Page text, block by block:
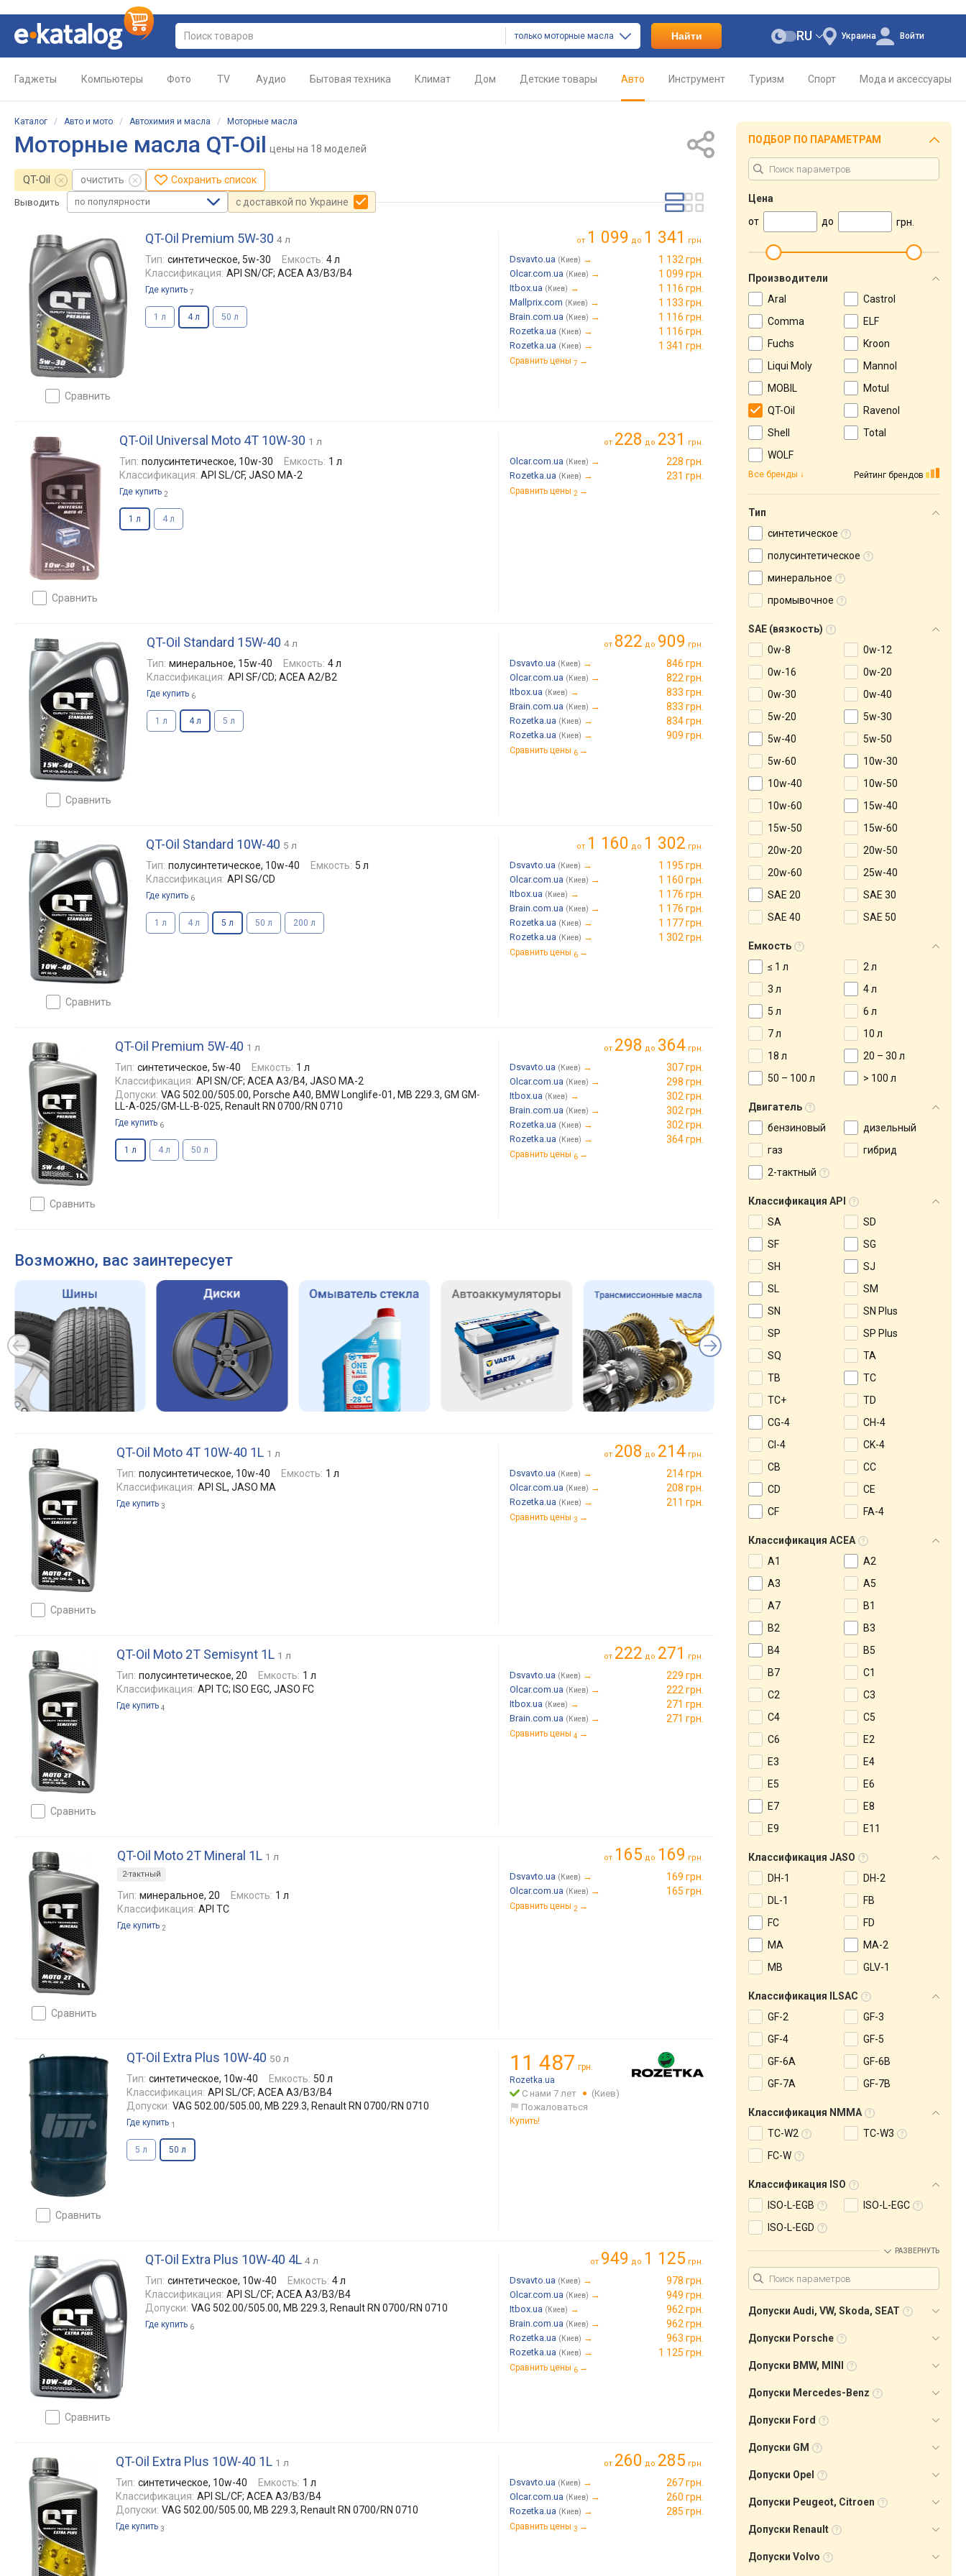
только моторные масла Найти Украина
RU Войти
Гаджеты Компьютеры Фото TV Аудио Бытовая техника Климат Дом Детские товары Авто Инструмент Туризм Спорт Мода и аксессуары
Каталог / Авто и мото / Автохимия и масла / Моторные масла
Моторные масла QT-Oil цены на 18 моделей
QT-Oil очистить Сохранить список
Выводить по популярности с доставкой по Украине
сравнить
QT-Oil Premium 5W-30 4 л
Тип: синтетическое, 5w-30 Емкость: 4 л
Классификация: API SN/CF; ACEA A3/B3/B4
Где купить 7
1 л 4 л 50 л
от 1 099 до 1 341 грн.
Dsvavto.ua (Киев) → 1 132 грн.
Olcar.com.ua (Киев) → 1 099 грн.
Itbox.ua (Киев) → 1 116 грн.
Mallprix.com (Киев) → 1 133 грн.
Brain.com.ua (Киев) → 1 116 грн.
Rozetka.ua (Киев) → 1 116 грн.
Rozetka.ua (Киев) → 1 341 грн.
Сравнить цены 7 →
сравнить
QT-Oil Universal Moto 4T 10W-30 1 л
Тип: полусинтетическое, 10w-30 Емкость: 1 л
Классификация: API SL/CF, JASO MA-2
Где купить 2
1 л 4 л
от 228 до 231 грн.
Olcar.com.ua (Киев) → 228 грн.
Rozetka.ua (Киев) → 231 грн.
Сравнить цены 2 →
сравнить
QT-Oil Standard 15W-40 4 л
Тип: минеральное, 15w-40 Емкость: 4 л
Классификация: API SF/CD; ACEA A2/B2
Где купить 6
1 л 4 л 5 л
от 822 до 909 грн.
Dsvavto.ua (Киев) → 846 грн.
Olcar.com.ua (Киев) → 822 грн.
Itbox.ua (Киев) → 833 грн.
Brain.com.ua (Киев) → 833 грн.
Rozetka.ua (Киев) → 834 грн.
Rozetka.ua (Киев) → 909 грн.
Сравнить цены 6 →
сравнить
QT-Oil Standard 10W-40 5 л
Тип: полусинтетическое, 10w-40 Емкость: 5 л
Классификация: API SG/CD
Где купить 6
1 л 4 л 5 л 50 л 200 л
от 1 160 до 1 302 грн.
Dsvavto.ua (Киев) → 1 195 грн.
Olcar.com.ua (Киев) → 1 160 грн.
Itbox.ua (Киев) → 1 176 грн.
Brain.com.ua (Киев) → 1 176 грн.
Rozetka.ua (Киев) → 1 177 грн.
Rozetka.ua (Киев) → 1 302 грн.
Сравнить цены 6 →
сравнить
QT-Oil Premium 5W-40 1 л
Тип: синтетическое, 5w-40 Емкость: 1 л
Классификация: API SN/CF; ACEA A3/B4, JASO MA-2
Допуски: VAG 502.00/505.00, Porsche A40, BMW Longlife-01, MB 229.3, GM GM-
LL-A-025/GM-LL-B-025, Renault RN 0700/RN 0710
Где купить 6
1 л 4 л 50 л
от 298 до 364 грн.
Dsvavto.ua (Киев) → 307 грн.
Olcar.com.ua (Киев) → 298 грн.
Itbox.ua (Киев) → 302 грн.
Brain.com.ua (Киев) → 302 грн.
Rozetka.ua (Киев) → 302 грн.
Rozetka.ua (Киев) → 364 грн.
Сравнить цены 6 →
Возможно, вас заинтересует
сравнить
QT-Oil Moto 4T 10W-40 1L 1 л
Тип: полусинтетическое, 10w-40 Емкость: 1 л
Классификация: API SL, JASO MA
Где купить 3
от 208 до 214 грн.
Dsvavto.ua (Киев) → 214 грн.
Olcar.com.ua (Киев) → 208 грн.
Rozetka.ua (Киев) → 211 грн.
Сравнить цены 3 →
сравнить
QT-Oil Moto 2T Semisynt 1L 1 л
Тип: полусинтетическое, 20 Емкость: 1 л
Классификация: API TC; ISO EGC, JASO FC
Где купить 4
от 222 до 271 грн.
Dsvavto.ua (Киев) → 229 грн.
Olcar.com.ua (Киев) → 222 грн.
Itbox.ua (Киев) → 271 грн.
Brain.com.ua (Киев) → 271 грн.
Сравнить цены 4 →
сравнить
QT-Oil Moto 2T Mineral 1L 1 л
2-тактный
Тип: минеральное, 20 Емкость: 1 л
Классификация: API TC
Где купить 2
от 165 до 169 грн.
Dsvavto.ua (Киев) → 169 грн.
Olcar.com.ua (Киев) → 165 грн.
Сравнить цены 2 →
сравнить
QT-Oil Extra Plus 10W-40 50 л
Тип: синтетическое, 10w-40 Емкость: 50 л
Классификация: API SL/CF; ACEA A3/B3/B4
Допуски: VAG 502.00/505.00, MB 229.3, Renault RN 0700/RN 0710
Где купить 1
5 л 50 л
11 487 грн.
Rozetka.ua
С нами 7 лет
(Киев)
Пожаловаться
Купить!
сравнить
QT-Oil Extra Plus 10W-40 4L 4 л
Тип: синтетическое, 10w-40 Емкость: 4 л
Классификация: API SL/CF; ACEA A3/B3/B4
Допуски: VAG 502.00/505.00, MB 229.3, Renault RN 0700/RN 0710
Где купить 6
от 949 до 1 125 грн.
Dsvavto.ua (Киев) → 978 грн.
Olcar.com.ua (Киев) → 949 грн.
Itbox.ua (Киев) → 962 грн.
Brain.com.ua (Киев) → 962 грн.
Rozetka.ua (Киев) → 963 грн.
Rozetka.ua (Киев) → 1 125 грн.
Сравнить цены 6 →
QT-Oil Extra Plus 10W-40 1L 1 л
Тип: синтетическое, 10w-40 Емкость: 1 л
Классификация: API SL/CF; ACEA A3/B3/B4
Допуски: VAG 502.00/505.00, MB 229.3, Renault RN 0700/RN 0710
Где купить 3
от 260 до 285 грн.
Dsvavto.ua (Киев) → 267 грн.
Olcar.com.ua (Киев) → 260 грн.
Rozetka.ua (Киев) → 285 грн.
Сравнить цены 3 →
ПОДБОР ПО ПАРАМЕТРАМ
Цена
от
до грн.
Производители
Aral
Castrol
Comma
ELF
Fuchs
Kroon
Liqui Moly
Mannol
MOBIL
Motul
QT-Oil
Ravenol
Shell
Total
WOLF
Рейтинг брендов
Все бренды
Тип
синтетическое
полусинтетическое
минеральное
промывочное
SAE (вязкость)
0w-8
0w-12
0w-16
0w-20
0w-30
0w-40
5w-20
5w-30
5w-40
5w-50
5w-60
10w-30
10w-40
10w-50
10w-60
15w-40
15w-50
15w-60
20w-20
20w-50
20w-60
25w-40
SAE 20
SAE 30
SAE 40
SAE 50
Емкость
≤ 1 л
2 л
3 л
4 л
5 л
6 л
7 л
10 л
18 л
20 – 30 л
50 – 100 л
> 100 л
Двигатель
бензиновый
дизельный
газ
гибрид
2-тактный
Классификация API
SA
SD
SF
SG
SH
SJ
SL
SM
SN
SN Plus
SP
SP Plus
SQ
TA
TB
TC
TC+
TD
CG-4
CH-4
CI-4
CK-4
CB
CC
CD
CE
CF
FA-4
Классификация ACEA
A1
A2
A3
A5
A7
B1
B2
B3
B4
B5
B7
C1
C2
C3
C4
C5
C6
E2
E3
E4
E5
E6
E7
E8
E9
E11
Классификация JASO
DH-1
DH-2
DL-1
FB
FC
FD
MA
MA-2
MB
GLV-1
Классификация ILSAC
GF-2
GF-3
GF-4
GF-5
GF-6A
GF-6B
GF-7A
GF-7B
Классификация NMMA
TC-W2
TC-W3
FC-W
Классификация ISO
ISO-L-EGB
ISO-L-EGC
ISO-L-EGD
РАЗВЕРНУТЬ
Допуски Audi, VW, Skoda, SEAT
Допуски Porsche
Допуски BMW, MINI
Допуски Mercedes-Benz
Допуски Ford
Допуски GM
Допуски Opel
Допуски Peugeot, Citroen
Допуски Renault
Допуски Volvo